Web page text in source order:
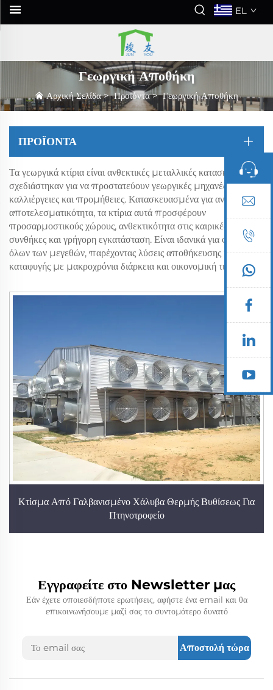
EL
Γεωργική Αποθήκη
Αρχική Σελίδα>Προϊόντα>Γεωργική Αποθήκη
ΠΡΟΪΌΝΤΑ
Τα γεωργικά κτίρια είναι ανθεκτικές μεταλλικές κατασκευές που
σχεδιάστηκαν για να προστατεύουν γεωργικές μηχανές, ζώα,
καλλιέργειες και προμήθειες. Κατασκευασμένα για αντοχή και
αποτελεσματικότητα, τα κτίρια αυτά προσφέρουν
προσαρμοστικούς χώρους, ανθεκτικότητα στις καιρικές
συνθήκες και γρήγορη εγκατάσταση. Είναι ιδανικά για φάρμες
όλων των μεγεθών, παρέχοντας λύσεις αποθήκευσης και
καταφυγής με μακροχρόνια διάρκεια και οικονομική τιμή.
Κτίσμα Από Γαλβανισμένο Χάλυβα Θερμής Βυθίσεως Για
Πτηνοτροφείο
Εγγραφείτε στο Newsletter μας
Εάν έχετε οποιεσδήποτε ερωτήσεις, αφήστε ένα email και θα
επικοινωνήσουμε μαζί σας το συντομότερο δυνατό
Αποστολή τώρα